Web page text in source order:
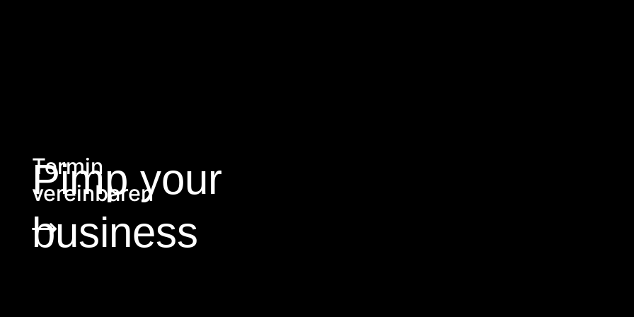
Pimp your
business
Termin
vereinbaren